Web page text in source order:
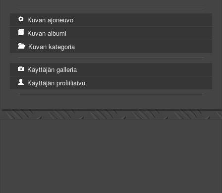
Kuvan ajoneuvo
Kuvan albumi
Kuvan kategoria
Käyttäjän galleria
Käyttäjän profiilisivu